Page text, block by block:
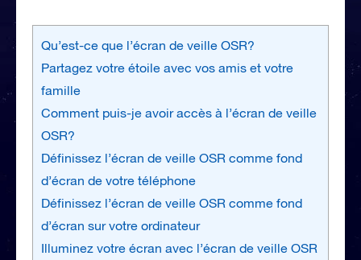
Qu’est-ce que l’écran de veille OSR?
Partagez votre étoile avec vos amis et votre
famille
Comment puis-je avoir accès à l’écran de veille
OSR?
Définissez l’écran de veille OSR comme fond
d’écran de votre téléphone
Définissez l’écran de veille OSR comme fond
d’écran sur votre ordinateur
Illuminez votre écran avec l’écran de veille OSR